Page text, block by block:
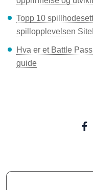
Topp 10
spillopplevelsen
Hva er et Battle
guide